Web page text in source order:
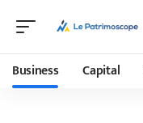
Business Capital